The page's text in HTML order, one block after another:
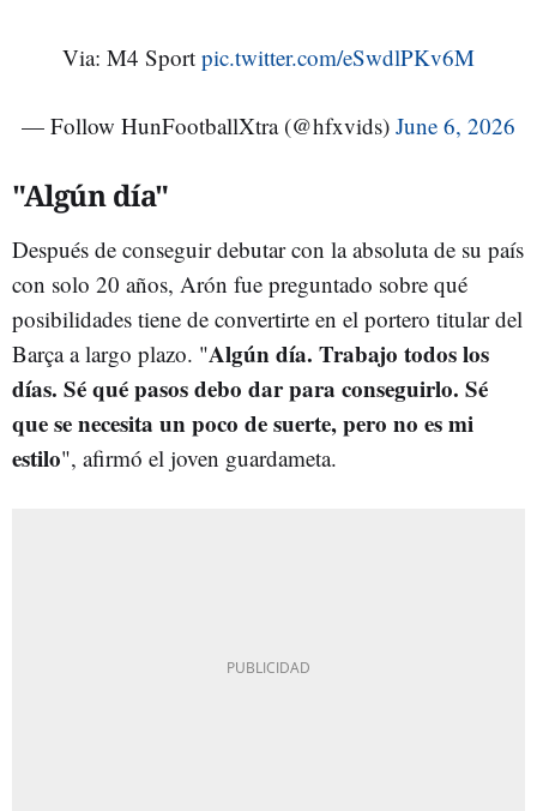
Via: M4 Sport pic.twitter.com/eSwdlPKv6M
— Follow HunFootballXtra (@hfxvids) June 6, 2026
"Algún día"
Después de conseguir debutar con la absoluta de su país
con solo 20 años, Arón fue preguntado sobre qué
posibilidades tiene de convertirte en el portero titular del
Barça a largo plazo. "Algún día. Trabajo todos los
días. Sé qué pasos debo dar para conseguirlo. Sé
que se necesita un poco de suerte, pero no es mi
estilo", afirmó el joven guardameta.